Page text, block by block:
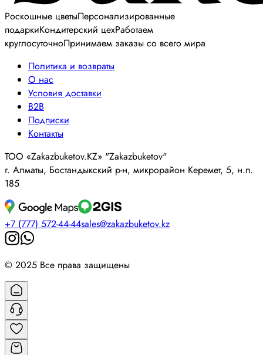
Роскошные цветыПерсонализированные
подаркиКондитерский цехРаботаем
круглосуточноПринимаем заказы со всего мира
Политика и возвраты
О нас
Условия доставки
B2B
Подписки
Контакты
ТОО «Zakazbuketov.KZ» "Zakazbuketov"
г. Алматы, Бостандыкский р-н, микрорайон Керемет, 5, н.п.
185
+7 (777) 572-44-44sales@zakazbuketov.kz
© 2025 Все права защищены